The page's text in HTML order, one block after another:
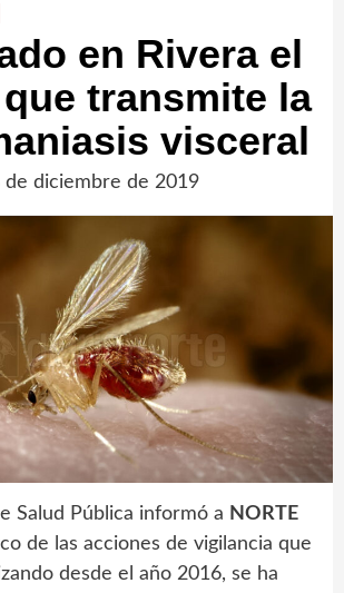
en Rivera el
transmite la
visceral
de diciembre de 2019
Salud Pública informó a NORTE
de las acciones de vigilancia que
desde el año 2016, se ha